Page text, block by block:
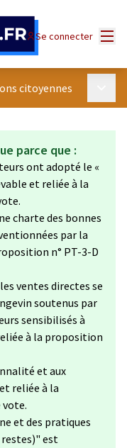
Se connecter
citoyennes
parce que :
ont adopté le «
et reliée à la
charte des bonnes
par la
n° PT-3-D
ventes directes se
soutenus par
sensibilisés à
à la proposition
et aux
reliée à la
vote.
et des pratiques
est